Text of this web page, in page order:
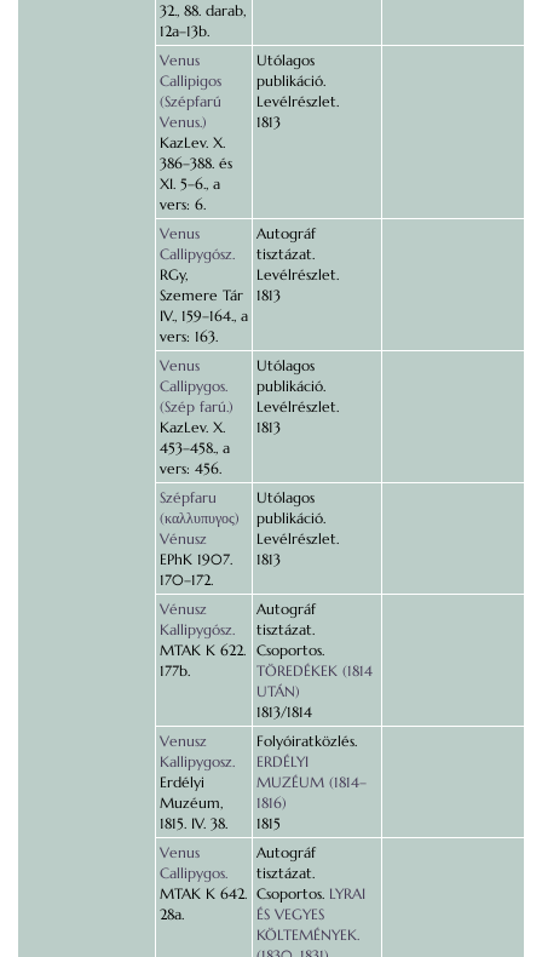
32., 88. darab,
12a–13b.
Venus
Callipigos
(Szépfarú
Venus.)
KazLev. X.
386–388. és
XI. 5–6., a
vers: 6.
Utólagos
publikáció.
Levélrészlet.
1813
Venus
Callipygósz.
RGy,
Szemere Tár
IV., 159–164., a
vers: 163.
Autográf
tisztázat.
Levélrészlet.
1813
Venus
Callipygos.
(Szép farú.)
KazLev. X.
453–458., a
vers: 456.
Utólagos
publikáció.
Levélrészlet.
1813
Szépfaru
(καλλυπυγος)
Vénusz
EPhK 1907.
170–172.
Utólagos
publikáció.
Levélrészlet.
1813
Vénusz
Kallipygósz.
MTAK K 622.
177b.
Autográf
tisztázat.
Csoportos.
TÖREDÉKEK (1814
UTÁN)
1813/1814
Venusz
Kallipygosz.
Erdélyi
Muzéum,
1815. IV. 38.
Folyóiratközlés.
ERDÉLYI
MUZÉUM (1814–
1816)
1815
Venus
Callipygos.
MTAK K 642.
28a.
Autográf
tisztázat.
Csoportos. LYRAI
ÉS VEGYES
KÖLTEMÉNYEK.